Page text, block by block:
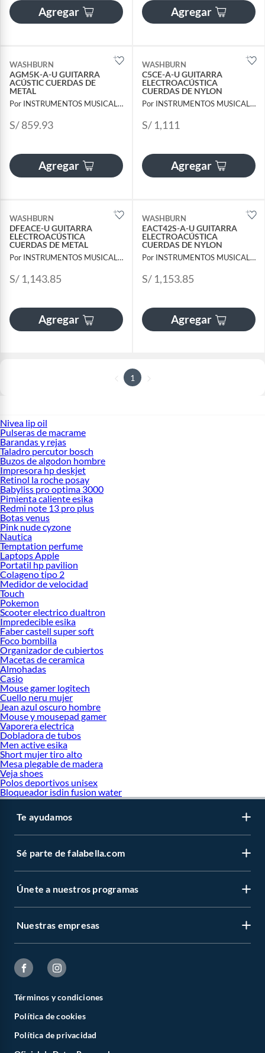
Agregar Agregar
WASHBURN
AGM5K-A-U GUITARRA
ACÚSTIC CUERDAS DE
METAL
Por INSTRUMENTOS MUSICALES AYMARA
S/ 859.93
Agregar
WASHBURN
C5CE-A-U GUITARRA
ELECTROACÚSTICA
CUERDAS DE NYLON
Por INSTRUMENTOS MUSICALES AYMARA
S/ 1,111
Agregar
WASHBURN
DFEACE-U GUITARRA
ELECTROACÚSTICA
CUERDAS DE METAL
Por INSTRUMENTOS MUSICALES AYMARA
S/ 1,143.85
Agregar
WASHBURN
EACT42S-A-U GUITARRA
ELECTROACÚSTICA
CUERDAS DE NYLON
Por INSTRUMENTOS MUSICALES AYMARA
S/ 1,153.85
Agregar
1
Nivea lip oil
Pulseras de macrame
Barandas y rejas
Taladro percutor bosch
Buzos de algodon hombre
Impresora hp deskjet
Retinol la roche posay
Babyliss pro optima 3000
Pimienta caliente esika
Redmi note 13 pro plus
Botas venus
Pink nude cyzone
Nautica
Temptation perfume
Laptops Apple
Portatil hp pavilion
Colageno tipo 2
Medidor de velocidad
Touch
Pokemon
Scooter electrico dualtron
Impredecible esika
Faber castell super soft
Foco bombilla
Organizador de cubiertos
Macetas de ceramica
Almohadas
Casio
Mouse gamer logitech
Cuello neru mujer
Jean azul oscuro hombre
Mouse y mousepad gamer
Vaporera electrica
Dobladora de tubos
Men active esika
Short mujer tiro alto
Mesa plegable de madera
Veja shoes
Polos deportivos unisex
Bloqueador isdin fusion water
Te ayudamos
Sé parte de falabella.com
Únete a nuestros programas
Nuestras empresas
Términos y condiciones
Política de cookies
Política de privacidad